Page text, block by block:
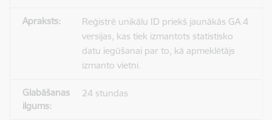
Reģistrē unikālu ID priekš jaunākās GA 4
versijas, kas tiek izmantots statistisko
datu iegūšanai par to, kā apmeklētājs
izmanto vietni.
24 stundas